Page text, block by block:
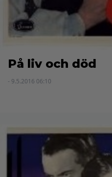
På liv och död
- 9.5.2016 06:10